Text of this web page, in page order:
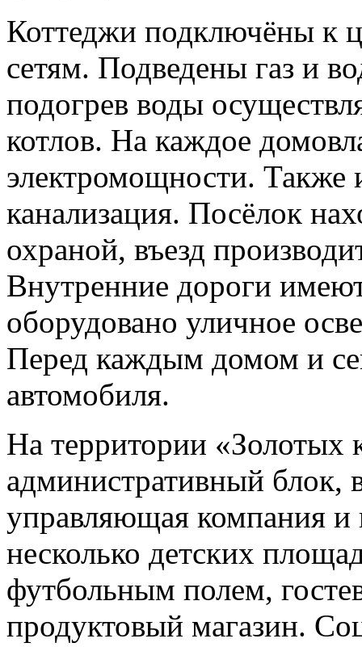
Коттеджи подключёны к
сетям. Подведены газ и
подогрев воды
котлов. На каждое
электромощности. Также
канализация. Посёлок
охраной, въезд
Внутренние дороги
оборудовано уличное
Перед каждым домом и
автомобиля.
На территории «Золотых
административный блок,
управляющая компания и
несколько детских
футбольным полем,
продуктовый магазин.